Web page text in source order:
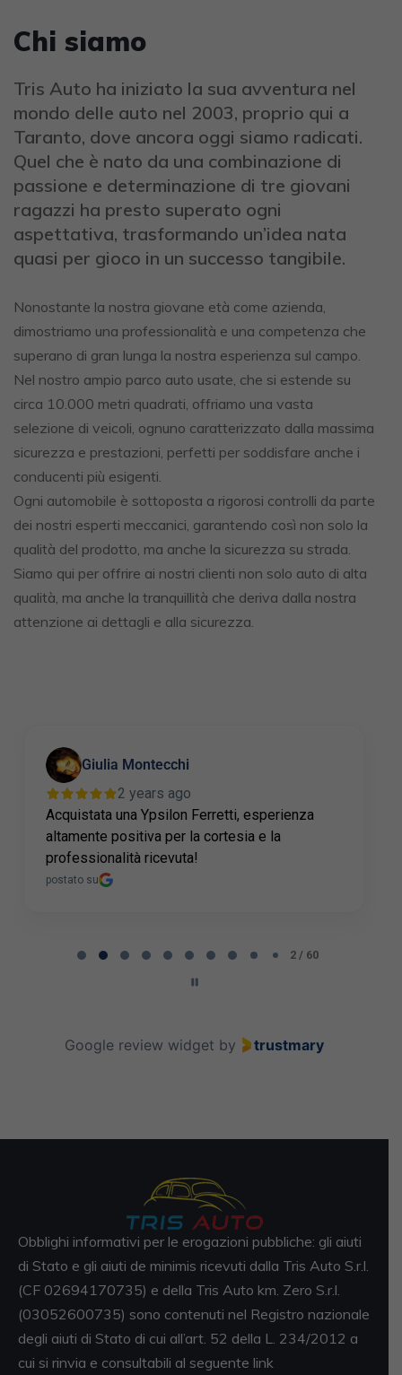
Chi siamo
Tris Auto ha iniziato la sua avventura nel
mondo delle auto nel 2003, proprio qui a
Taranto, dove ancora oggi siamo radicati.
Quel che è nato da una combinazione di
passione e determinazione di tre giovani
ragazzi ha presto superato ogni
aspettativa, trasformando un’idea nata
quasi per gioco in un successo tangibile.
Nonostante la nostra giovane età come azienda,
dimostriamo una professionalità e una competenza che
superano di gran lunga la nostra esperienza sul campo.
Nel nostro ampio parco auto usate, che si estende su
circa 10.000 metri quadrati, offriamo una vasta
selezione di veicoli, ognuno caratterizzato dalla massima
sicurezza e prestazioni, perfetti per soddisfare anche i
conducenti più esigenti.
Ogni automobile è sottoposta a rigorosi controlli da parte
dei nostri esperti meccanici, garantendo così non solo la
qualità del prodotto, ma anche la sicurezza su strada.
Siamo qui per offrire ai nostri clienti non solo auto di alta
qualità, ma anche la tranquillità che deriva dalla nostra
attenzione ai dettagli e alla sicurezza.
Giulia Montecchi
2 years ago
Acquistata una Ypsilon Ferretti, esperienza
altamente positiva per la cortesia e la
professionalità ricevuta!
postato su
2 / 60
Google review widget by trustmary
Obblighi informativi per le erogazioni pubbliche: gli aiuti
di Stato e gli aiuti de minimis ricevuti dalla Tris Auto S.r.l.
(CF 02694170735) e della Tris Auto km. Zero S.r.l.
(03052600735) sono contenuti nel Registro nazionale
degli aiuti di Stato di cui all’art. 52 della L. 234/2012 a
cui si rinvia e consultabili al seguente link